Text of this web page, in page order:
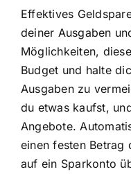
Effektives
deiner Ausgaben
Möglichkeiten,
Budget und halte
Ausgaben zu
du etwas kaufst,
Angebote.
einen festen Betrag
auf ein Sparkonto